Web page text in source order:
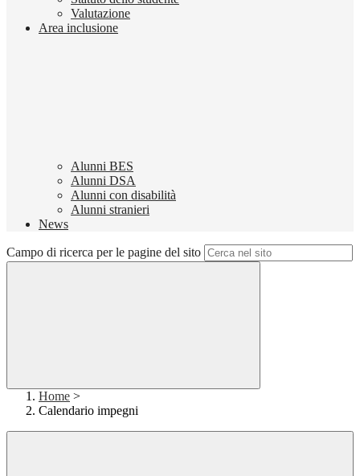
Valutazione
Area inclusione
Alunni BES
Alunni DSA
Alunni con disabilità
Alunni stranieri
News
Campo di ricerca per le pagine del sito
Home >
Calendario impegni